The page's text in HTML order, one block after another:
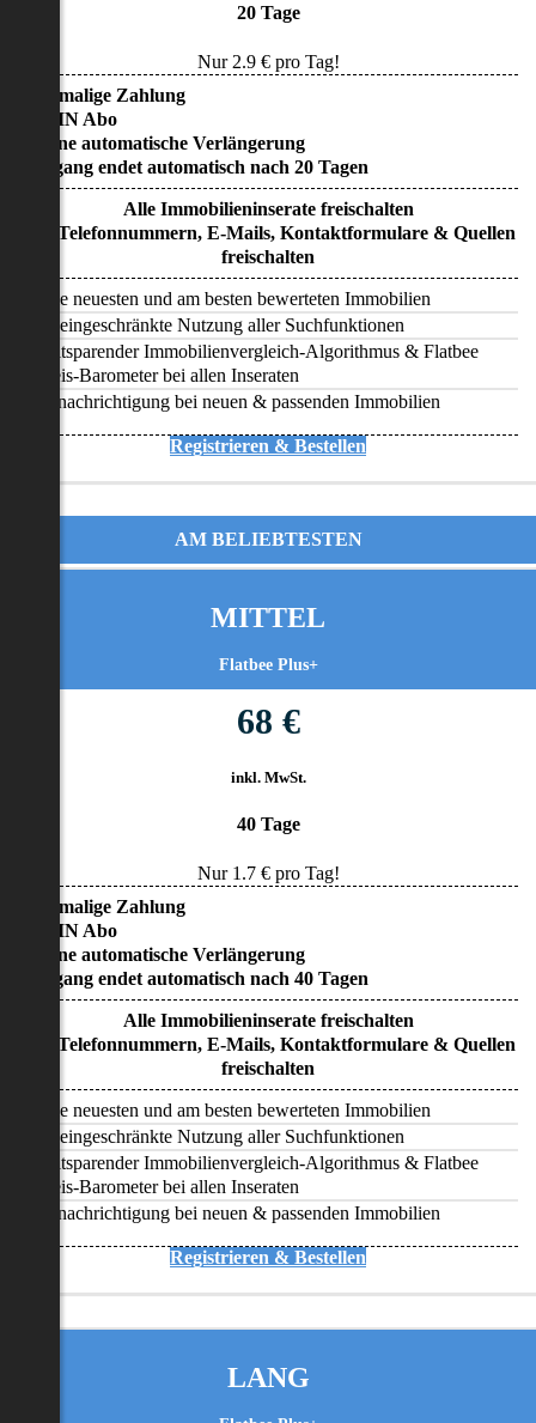
20 Tage
Nur 2.9€ pro Tag!
• Einmalige Zahlung
• KEIN Abo
• Keine automatische Verlängerung
• Zugang endet automatisch nach 20 Tagen
Alle Immobilieninserate freischalten
Alle Telefonnummern, E-Mails, Kontaktformulare & Quellen
freischalten
Alle neuesten und am besten bewerteten Immobilien
Uneingeschränkte Nutzung aller Suchfunktionen
Zeitsparender Immobilienvergleich-Algorithmus & Flatbee
Preis-Barometer bei allen Inseraten
Benachrichtigung bei neuen & passenden Immobilien
Registrieren & Bestellen
AM BELIEBTESTEN
MITTEL
Flatbee Plus+
68 €
inkl. MwSt.
40 Tage
Nur 1.7€ pro Tag!
• Einmalige Zahlung
• KEIN Abo
• Keine automatische Verlängerung
• Zugang endet automatisch nach 40 Tagen
Alle Immobilieninserate freischalten
Alle Telefonnummern, E-Mails, Kontaktformulare & Quellen
freischalten
Alle neuesten und am besten bewerteten Immobilien
Uneingeschränkte Nutzung aller Suchfunktionen
Zeitsparender Immobilienvergleich-Algorithmus & Flatbee
Preis-Barometer bei allen Inseraten
Benachrichtigung bei neuen & passenden Immobilien
Registrieren & Bestellen
LANG